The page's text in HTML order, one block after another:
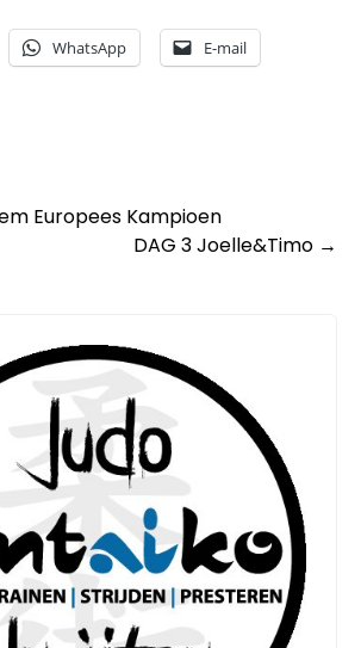
WhatsApp E-mail
Europees Kampioen
DAG 3 Joelle&Timo →